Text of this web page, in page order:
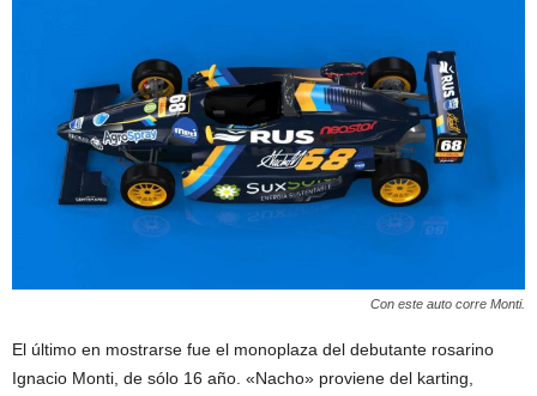
Con este auto corre Monti.
El último en mostrarse fue el monoplaza del debutante rosarino
Ignacio Monti, de sólo 16 año. «Nacho» proviene del karting,